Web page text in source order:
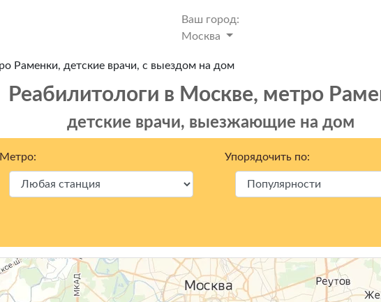
Ваш город:
Москва
Раменки, детские врачи, с выездом на дом
Реабилитологи в Москвe, метро
детские врачи, выезжающие на дом
Метро: Упорядочить по: